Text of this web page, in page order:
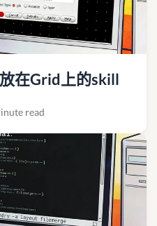
在Grid上的skill
read